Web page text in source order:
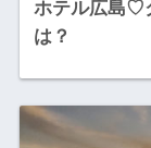
ホテル広島♡
は？